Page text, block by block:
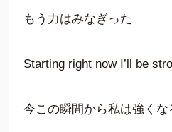
もう力はみなぎった
Starting right now I’ll be
今この瞬間から私は強くな